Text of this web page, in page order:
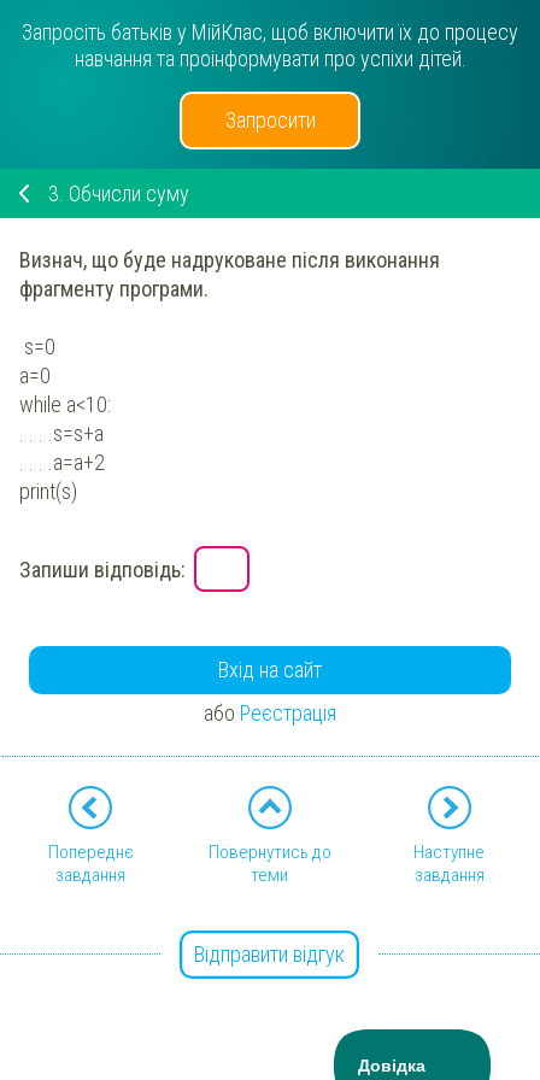
Запросіть батьків у МійКлас, щоб включити їх до процесу
навчання та проінформувати про успіхи дітей.
Запросити
3. Обчисли суму
Визнач, що буде надруковане після виконання
фрагменту програми.
s=0
а=0
while a<10:
. . . .s=s+a
. . . .a=a+2
print(s)
Запиши відповідь:
Вхід на сайт
або Реєстрація
Попереднє
завдання
Повернутись до
теми
Наступне
завдання
Відправити відгук